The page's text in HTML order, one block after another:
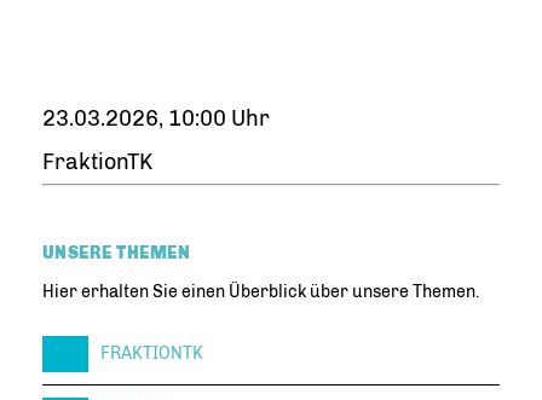
23.03.2026, 10:00 Uhr
FraktionTK
UNSERE THEMEN
Hier erhalten Sie einen Überblick über unsere Themen.
FRAKTIONTK